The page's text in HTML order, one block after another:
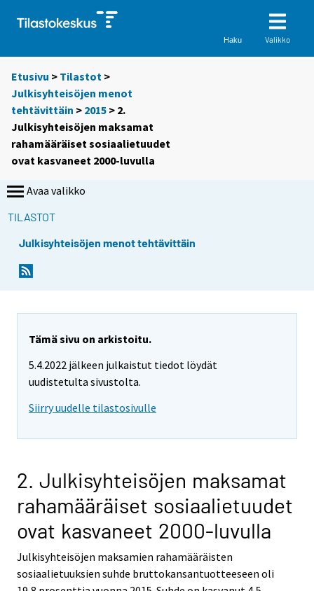
Haku Valikko
Etusivu > Tilastot >
Julkisyhteisöjen menot
tehtävittäin > 2015 > 2.
Julkisyhteisöjen maksamat
rahamääräiset sosiaalietuudet
ovat kasvaneet 2000-luvulla
Avaa valikko
TILASTOT
Julkisyhteisöjen menot tehtävittäin
Tämä sivu on arkistoitu.
5.4.2022 jälkeen julkaistut tiedot löydät
uudistetulta sivustolta.
Siirry uudelle tilastosivulle
2. Julkisyhteisöjen maksamat
rahamääräiset sosiaalietuudet
ovat kasvaneet 2000-luvulla
Julkisyhteisöjen maksamien rahamääräisten
sosiaalietuuksien suhde bruttokansantuotteeseen oli